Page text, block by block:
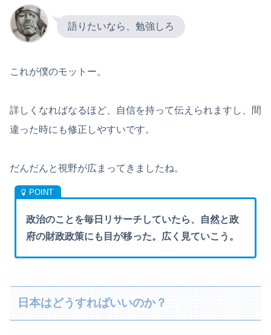
語りたいなら、勉強しろ
これが僕のモットー。
詳しくなればなるほど、自信を持って伝えられますし、間
違った時にも修正しやすいです。
だんだんと視野が広まってきましたね。
政治のことを毎日リサーチしていたら、自然と政
府の財政政策にも目が移った。広く見ていこう。
日本はどうすればいいのか？